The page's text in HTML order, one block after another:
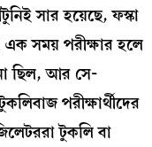
সার হয়েছে, ফস্কা
সময় পরীক্ষার হলে
ছিল, আর সে-
পরীক্ষার্থীদের
টুকলি বা